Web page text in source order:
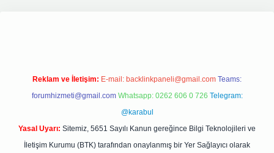
Reklam ve İletişim: E-mail: backlinkpaneli@gmail.com Teams:
forumhizmeti@gmail.com Whatsapp: 0262 606 0 726 Telegram:
@karabul
Yasal Uyarı: Sitemiz, 5651 Sayılı Kanun gereğince Bilgi Teknolojileri ve
İletişim Kurumu (BTK) tarafından onaylanmış bir Yer Sağlayıcı olarak